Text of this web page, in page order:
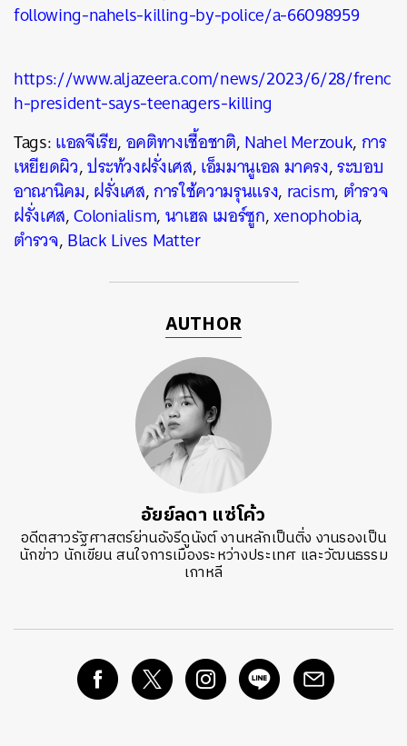
following-nahels-killing-by-police/a-66098959
https://www.aljazeera.com/news/2023/6/28/frenc
h-president-says-teenagers-killing
Tags:แอลจีเรีย,อคติทางเชื้อชาติ,Nahel Merzouk,การ
เหยียดผิว,ประท้วงฝรั่งเศส,เอ็มมานูเอล มาครง,ระบอบ
อาณานิคม,ฝรั่งเศส,การใช้ความรุนแรง, racism, ตำรวจ
ฝรั่งเศส,Colonialism,นาเฮล เมอร์ซูก,xenophobia,
ตำรวจ,Black Lives Matter
AUTHOR
อัยย์ลดา แซ่โค้ว
อดีตสาวรัฐศาสตร์ย่านอังรีดูนังต์ งานหลักเป็นติ่ง งานรองเป็น
นักข่าว นักเขียน สนใจการเมืองระหว่างประเทศ และวัฒนธรรม
เกาหลี